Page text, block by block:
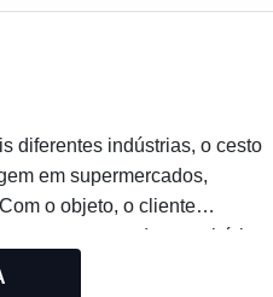
diferentes indústrias, o cesto
em supermercados,
o objeto, o cliente
armazenados e retirá-los
são dobráveis, facilmente